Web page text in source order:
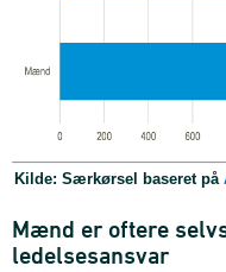
Kilde: Særkørsel baseret på
Mænd er oftere
ledelsesansvar